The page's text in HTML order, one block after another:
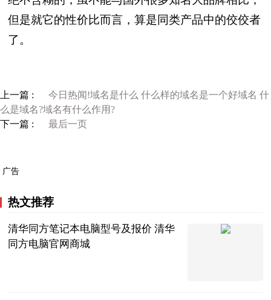
但是就它的性价比而言，算是同类产品中的佼佼者
了。
上一篇 :
今日热闻!域名是什么 什么样的域名是一个好域名 什
么是域名?域名有什么作用?
下一篇 :
最后一页
广告
热文推荐
清华同方笔记本电脑型号及报价 清华
同方电脑官网商城